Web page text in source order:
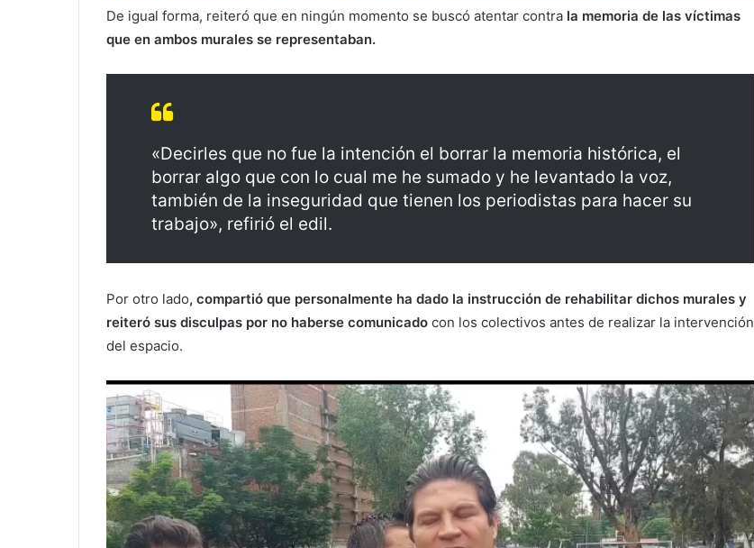
De igual forma, reiteró que en ningún momento se buscó atentar contra la memoria de las víctimas
que en ambos murales se representaban.
«Decirles que no fue la intención el borrar la memoria histórica, el
borrar algo que con lo cual me he sumado y he levantado la voz,
también de la inseguridad que tienen los periodistas para hacer su
trabajo», refirió el edil.
Por otro lado, compartió que personalmente ha dado la instrucción de rehabilitar dichos murales y
reiteró sus disculpas por no haberse comunicado con los colectivos antes de realizar la intervención
del espacio.